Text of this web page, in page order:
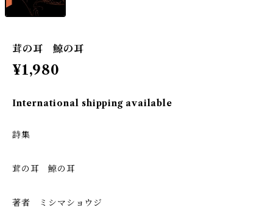
茸の耳 鯨の耳
¥1,980
International shipping available
詩集
茸の耳 鯨の耳​
著者 ミシマショウジ